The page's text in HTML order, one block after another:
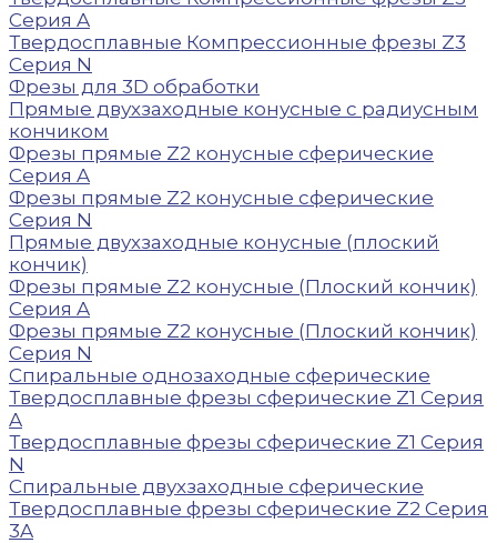
Серия A
Твердосплавные Компрессионные фрезы Z3
Серия N
Фрезы для 3D обработки
Прямые двухзаходные конусные с радиусным
кончиком
Фрезы прямые Z2 конусные сферические
Серия A
Фрезы прямые Z2 конусные сферические
Серия N
Прямые двухзаходные конусные (плоский
кончик)
Фрезы прямые Z2 конусные (Плоский кончик)
Серия A
Фрезы прямые Z2 конусные (Плоский кончик)
Серия N
Спиральные однозаходные сферические
Твердосплавные фрезы сферические Z1 Серия
A
Твердосплавные фрезы сферические Z1 Серия
N
Спиральные двухзаходные сферические
Твердосплавные фрезы сферические Z2 Серия
3A